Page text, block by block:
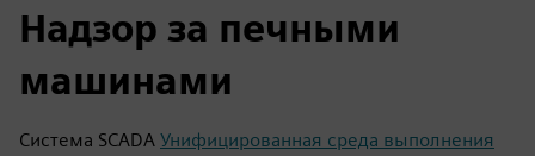
Надзор за печными
машинами
Система SCADA Унифицированная среда выполнения